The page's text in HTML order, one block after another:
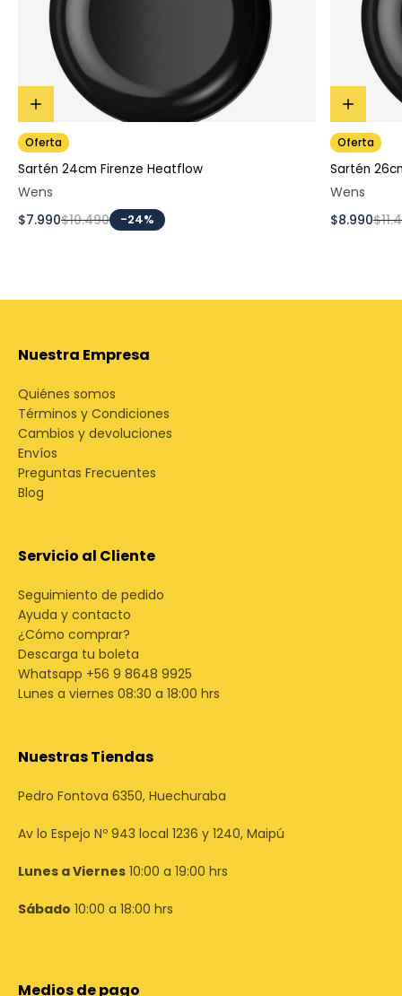
Oferta
Sartén 24cm Firenze Heatflow
Wens
$7.990$10.490 -24%
Oferta
Sartén
Wens
$8.990
Nuestra Empresa
Quiénes somos
Términos y Condiciones
Cambios y devoluciones
Envíos
Preguntas Frecuentes
Blog
Servicio al Cliente
Seguimiento de pedido
Ayuda y contacto
¿Cómo comprar?
Descarga tu boleta
Whatsapp +56 9 8648 9925
Lunes a viernes 08:30 a 18:00 hrs
Nuestras Tiendas
Pedro Fontova 6350, Huechuraba
Av lo Espejo Nº 943 local 1236 y 1240, Maipú
Lunes a Viernes 10:00 a 19:00 hrs
Sábado 10:00 a 18:00 hrs
Medios de pago